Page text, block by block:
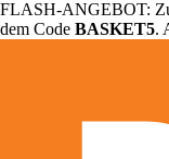
FLASH-ANGEBOT:
dem Code BASKET5.